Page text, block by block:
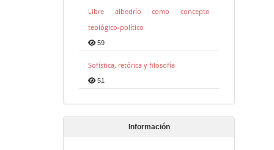
Libre albedrío como concepto
teológico-político
59
Sofística, retórica y filosofía
51
Información